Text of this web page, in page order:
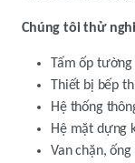
Chúng tôi thử
Tấm ốp tường
Thiết bị bếp
Hệ thống
Hệ mặt dựng
Van chặn, ống